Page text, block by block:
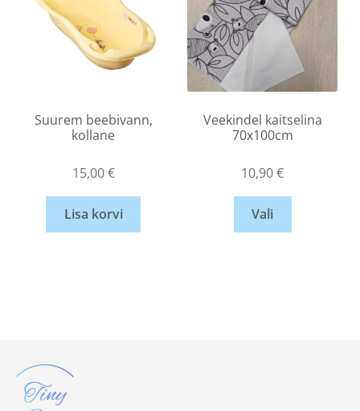
Suurem beebivann,
kollane
15,00€
Lisa korvi
Veekindel kaitselina
70x100cm
10,90€
Vali